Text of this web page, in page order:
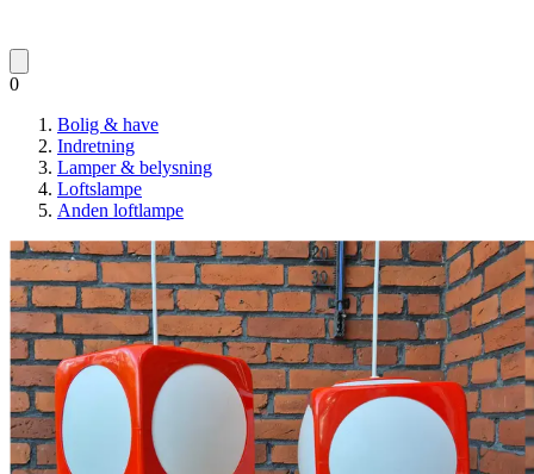
0
Bolig & have
Indretning
Lamper & belysning
Loftslampe
Anden loftlampe